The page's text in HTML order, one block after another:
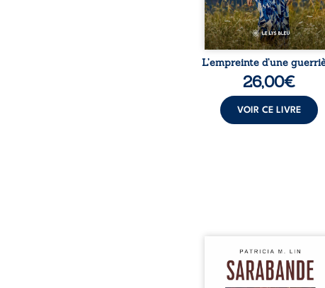
L’empreinte d’une
26,00€
VOIR CE LIVRE
Aux chants crépitants de
Sous le silence ouaté
neige en hiver, Au